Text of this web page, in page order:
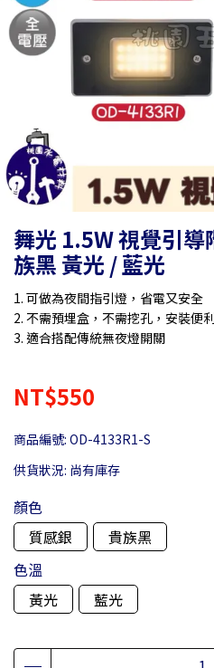
舞光 1.5W 視覺引
族黑 黃光 / 藍光
1. 可做為夜間指引燈，省電又安全
2. 不需預埋盒，不需挖孔，安裝便利
3. 適合搭配傳統無夜燈開關
NT$550
商品編號: OD-4133R1-S
供貨狀況: 尚有庫存
顏色
質感銀
貴族黑
色溫
黃光
藍光